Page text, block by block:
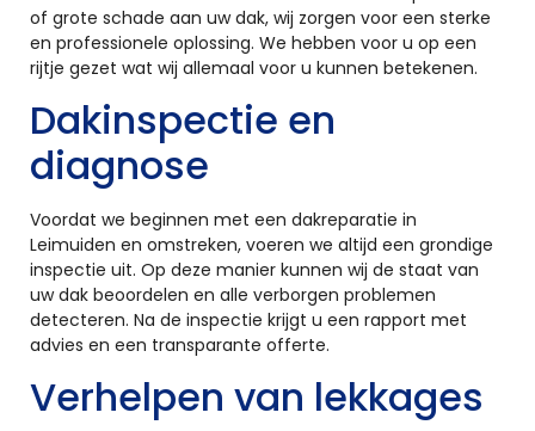
of grote schade aan uw dak, wij zorgen voor een sterke
en professionele oplossing. We hebben voor u op een
rijtje gezet wat wij allemaal voor u kunnen betekenen.
Dakinspectie en
diagnose
Voordat we beginnen met een dakreparatie in
Leimuiden en omstreken, voeren we altijd een grondige
inspectie uit. Op deze manier kunnen wij de staat van
uw dak beoordelen en alle verborgen problemen
detecteren. Na de inspectie krijgt u een rapport met
advies en een transparante offerte.
Verhelpen van lekkages